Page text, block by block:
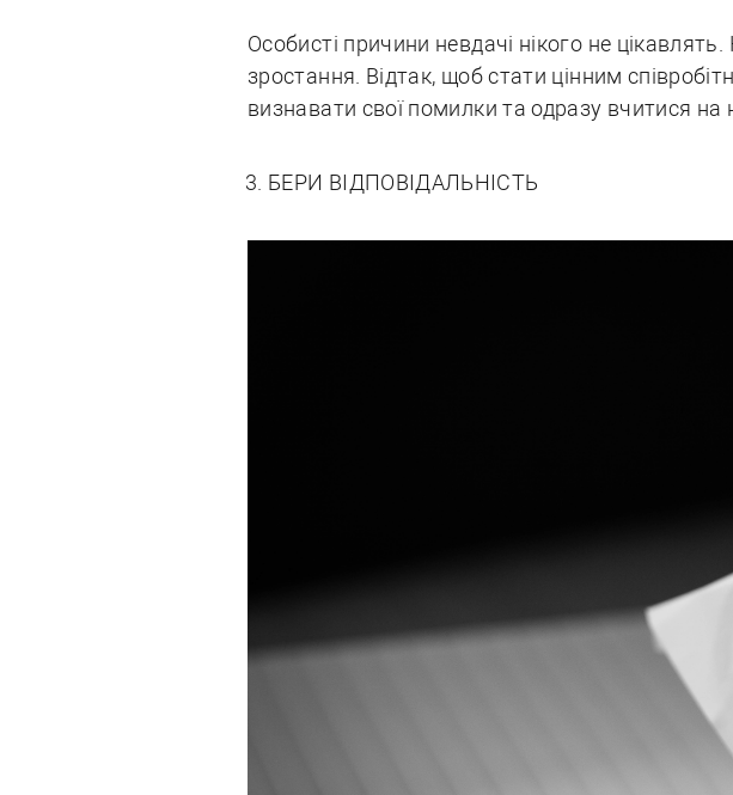
Особисті причини невдачі нікого не
зростання. Відтак, щоб стати цінним
визнавати свої помилки та одразу вчитися на
БЕРИ ВІДПОВІДАЛЬНІСТЬ